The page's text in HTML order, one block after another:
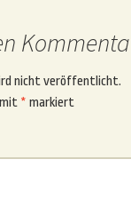
nicht veröffentlicht.
* markiert